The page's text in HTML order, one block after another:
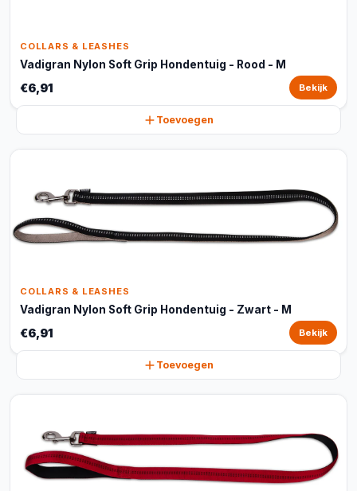
COLLARS & LEASHES
Vadigran Nylon Soft Grip Hondentuig - Rood - M
€6,91 Bekijk
Toevoegen
COLLARS & LEASHES
Vadigran Nylon Soft Grip Hondentuig - Zwart - M
€6,91 Bekijk
Toevoegen